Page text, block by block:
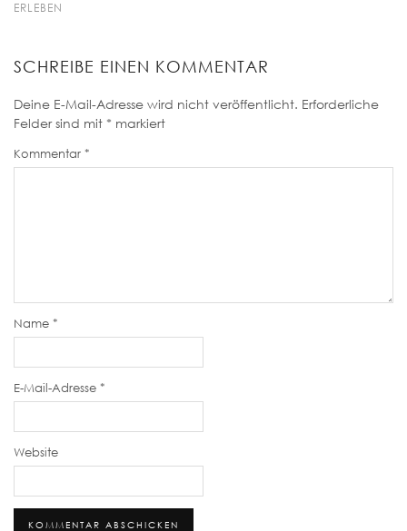
ERLEBEN
SCHREIBE EINEN KOMMENTAR
Deine E-Mail-Adresse wird nicht veröffentlicht. Erforderliche
Felder sind mit * markiert
Kommentar *
Name *
E-Mail-Adresse *
Website